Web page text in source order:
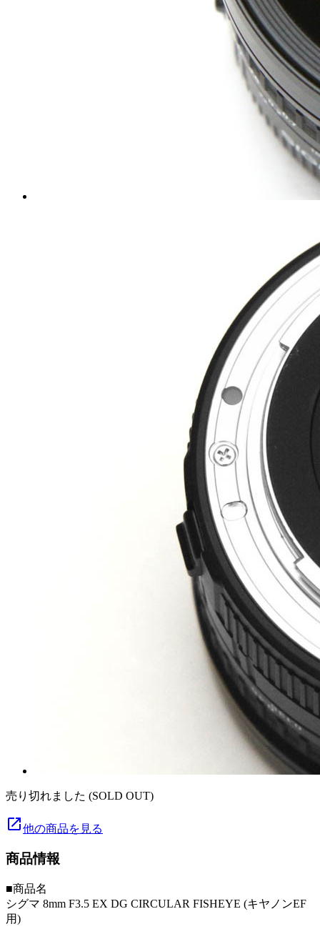
売り切れました (SOLD OUT)
launch他の商品を見る
商品情報
■商品名
シグマ 8mm F3.5 EX DG CIRCULAR FISHEYE (キヤノンEF
用)